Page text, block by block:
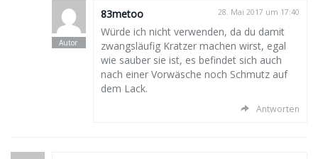
83metoo 28. Mai 2017 um 17:40
Würde ich nicht verwenden, da du damit
zwangsläufig Kratzer machen wirst, egal
wie sauber sie ist, es befindet sich auch
nach einer Vorwäsche noch Schmutz auf
dem Lack.
Antworten